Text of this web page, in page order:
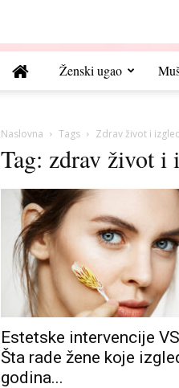
Ženski ugao
Naslovna Tags Zdrav život i
Tag: zdrav život i
Estetske intervencije
Šta rade žene koje
godina...